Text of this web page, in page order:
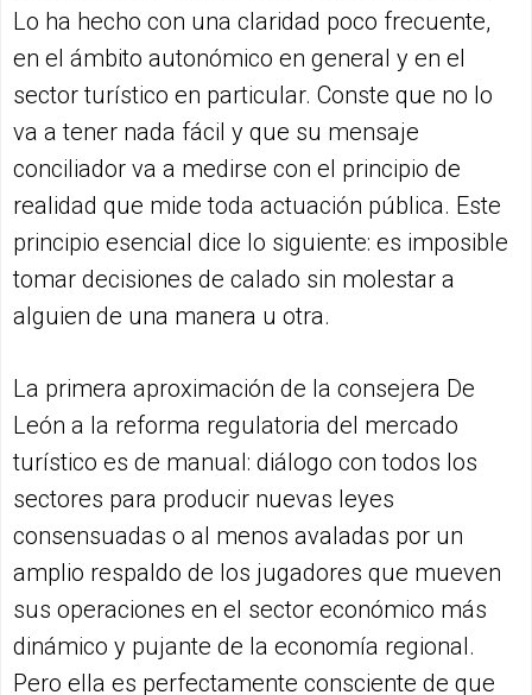
Lo ha hecho con una claridad poco frecuente,
en el ámbito autonómico en general y en el
sector turístico en particular. Conste que no lo
va a tener nada fácil y que su mensaje
conciliador va a medirse con el principio de
realidad que mide toda actuación pública. Este
principio esencial dice lo siguiente: es imposible
tomar decisiones de calado sin molestar a
alguien de una manera u otra.
La primera aproximación de la consejera De
León a la reforma regulatoria del mercado
turístico es de manual: diálogo con todos los
sectores para producir nuevas leyes
consensuadas o al menos avaladas por un
amplio respaldo de los jugadores que mueven
sus operaciones en el sector económico más
dinámico y pujante de la economía regional.
Pero ella es perfectamente consciente de que